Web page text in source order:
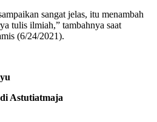
sangat jelas, itu menambah
tulis ilmiah,” tambahnya saat
(6/24/2021).